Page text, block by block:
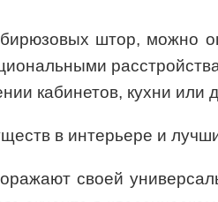
штор, можно
кабинетов, кухни или
своей